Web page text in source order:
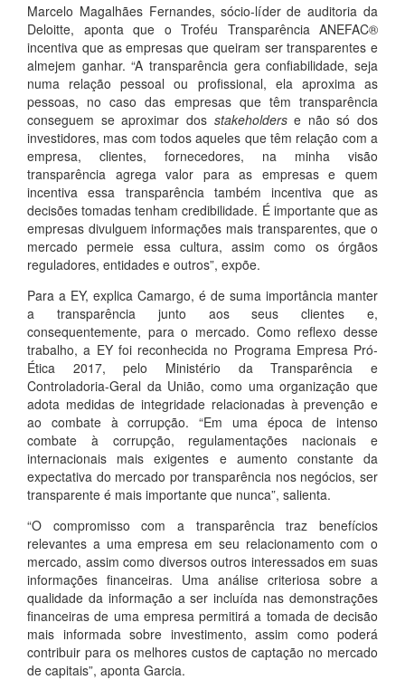
Marcelo Magalhães Fernandes, sócio-líder de auditoria da
Deloitte, aponta que o Troféu Transparência ANEFAC®
incentiva que as empresas que queiram ser transparentes e
almejem ganhar. “A transparência gera confiabilidade, seja
numa relação pessoal ou profissional, ela aproxima as
pessoas, no caso das empresas que têm transparência
conseguem se aproximar dos stakeholderse não só dos
investidores, mas com todos aqueles que têm relação com a
empresa, clientes, fornecedores, na minha visão
transparência agrega valor para as empresas e quem
incentiva essa transparência também incentiva que as
decisões tomadas tenham credibilidade. É importante que as
empresas divulguem informações mais transparentes, que o
mercado permeie essa cultura, assim como os órgãos
reguladores, entidades e outros”, expõe.
Para a EY, explica Camargo, é de suma importância manter
a transparência junto aos seus clientes e,
consequentemente, para o mercado. Como reflexo desse
trabalho, a EY foi reconhecida no Programa Empresa Pró-
Ética 2017, pelo Ministério da Transparência e
Controladoria-Geral da União, como uma organização que
adota medidas de integridade relacionadas à prevenção e
ao combate à corrupção. “Em uma época de intenso
combate à corrupção, regulamentações nacionais e
internacionais mais exigentes e aumento constante da
expectativa do mercado por transparência nos negócios, ser
transparente é mais importante que nunca”, salienta.
“O compromisso com a transparência traz benefícios
relevantes a uma empresa em seu relacionamento com o
mercado, assim como diversos outros interessados em suas
informações financeiras. Uma análise criteriosa sobre a
qualidade da informação a ser incluída nas demonstrações
financeiras de uma empresa permitirá a tomada de decisão
mais informada sobre investimento, assim como poderá
contribuir para os melhores custos de captação no mercado
de capitais”, aponta Garcia.